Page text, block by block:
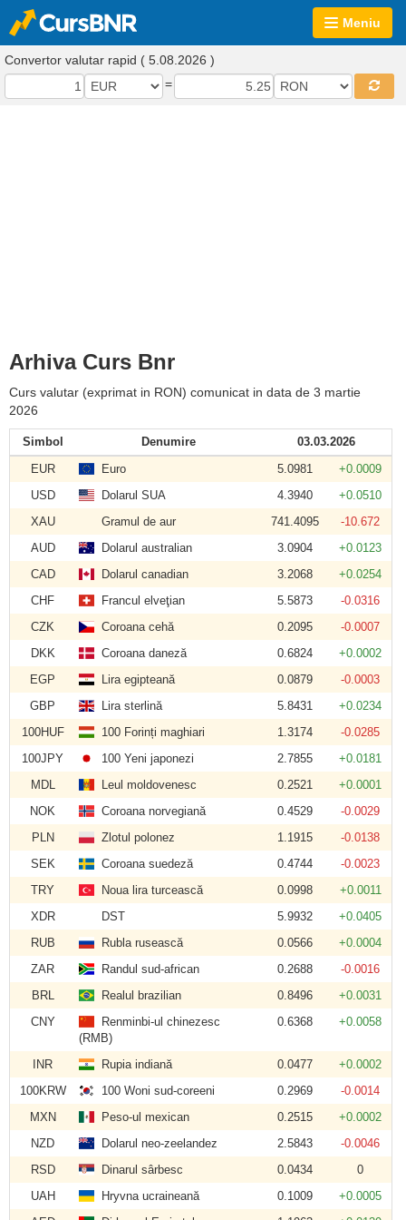
Meniu
Convertor valutar rapid ( 5.08.2026 )
=
Arhiva Curs Bnr
Curs valutar (exprimat in RON) comunicat in data de 3 martie
2026
Simbol Denumire
03.03.2026
EUR
Euro 5.0981
+0.0009
USD
Dolarul SUA 4.3940
+0.0510
XAU
Gramul de aur 741.4095
-10.672
AUD
Dolarul australian 3.0904
+0.0123
CAD
Dolarul canadian 3.2068
+0.0254
CHF
Francul elveţian 5.5873
-0.0316
CZK
Coroana cehă 0.2095
-0.0007
DKK
Coroana daneză 0.6824
+0.0002
EGP
Lira egipteană 0.0879
-0.0003
GBP
Lira sterlină 5.8431
+0.0234
100HUF
100 Forinți maghiari 1.3174
-0.0285
100JPY
100 Yeni japonezi 2.7855
+0.0181
MDL
Leul moldovenesc 0.2521
+0.0001
NOK
Coroana norvegiană 0.4529
-0.0029
PLN
Zlotul polonez 1.1915
-0.0138
SEK
Coroana suedeză 0.4744
-0.0023
TRY
Noua lira turcească 0.0998
+0.0011
XDR
DST 5.9932
+0.0405
RUB
Rubla rusească 0.0566
+0.0004
ZAR
Randul sud-african 0.2688
-0.0016
BRL
Realul brazilian 0.8496
+0.0031
CNY
Renminbi-ul chinezesc
(RMB)
0.6368 +0.0058
INR Rupia indiană 0.0477
+0.0002
100KRW
100 Woni sud-coreeni 0.2969
-0.0014
MXN
Peso-ul mexican 0.2515
+0.0002
NZD
Dolarul neo-zeelandez 2.5843
-0.0046
RSD
Dinarul sârbesc 0.0434
0
UAH
Hryvna ucraineană 0.1009
+0.0005